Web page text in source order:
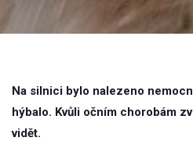
Na silnici bylo nalezeno
hýbalo. Kvůli očním chorobám
vidět.